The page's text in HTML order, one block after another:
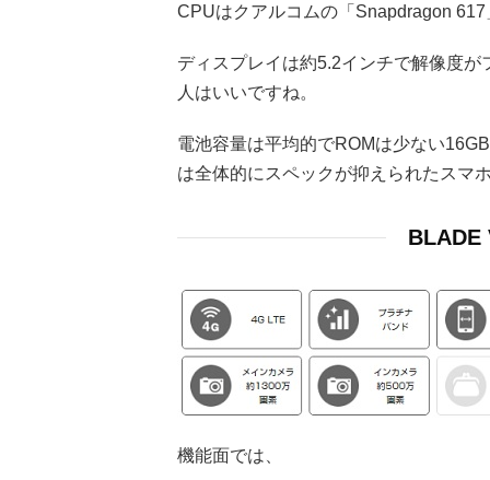
CPUはクアルコムの「Snapdragon
ディスプレイは約5.2インチで解像度
人はいいですね。
電池容量は平均的でROMは少ない
は全体的にスペックが抑えられたスマ
BLADE
機能面では、